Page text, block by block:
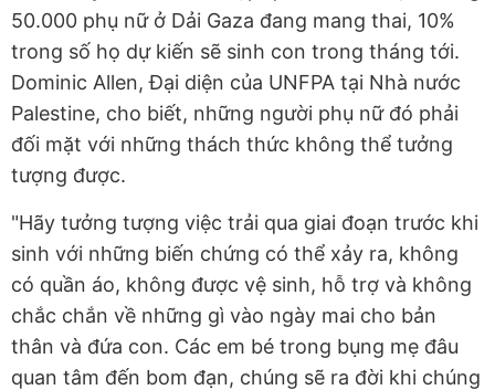
50.000 phụ nữ ở Dải Gaza đang mang thai, 10%
trong số họ dự kiến sẽ sinh con trong tháng tới.
Dominic Allen, Đại diện của UNFPA tại Nhà nước
Palestine, cho biết, những người phụ nữ đó phải
đối mặt với những thách thức không thể tưởng
tượng được.
"Hãy tưởng tượng việc trải qua giai đoạn trước khi
sinh với những biến chứng có thể xảy ra, không
có quần áo, không được vệ sinh, hỗ trợ và không
chắc chắn về những gì vào ngày mai cho bản
thân và đứa con. Các em bé trong bụng mẹ đâu
quan tâm đến bom đạn, chúng sẽ ra đời khi chúng